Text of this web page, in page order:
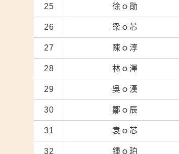
25 徐ｏ勛
26 梁ｏ芯
27 陳ｏ淳
28 林ｏ澤
29 吳ｏ漢
30 鄒ｏ辰
31 袁ｏ芯
32 鍾ｏ珀